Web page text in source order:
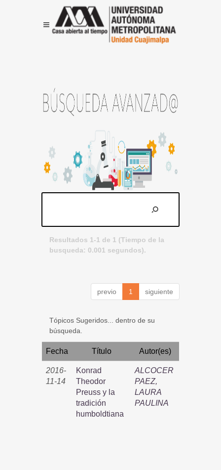
Resultados 1-1 de 1 (Tiempo de la
busqueda: 0.001 segundos).
previo 1 siguiente
Tópicos Sugeridos... dentro de su
búsqueda.
Fecha Título Autor(es)
2016-
11-14
Konrad
Theodor
Preuss y la
tradición
humboldtiana
ALCOCER
PAEZ,
LAURA
PAULINA